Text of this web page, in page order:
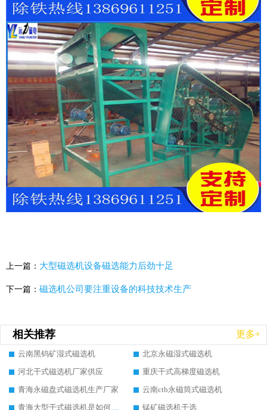
上一篇： 大型磁选机设备磁选能力后劲十足
下一篇： 磁选机公司要注重设备的科技技术生产
相关推荐 更多+
云南黑钨矿湿式磁选机
北京永磁湿式磁选机
河北干式磁选机厂家供应
重庆干式高梯度磁选机
青海永磁盘式磁选机生产厂家
云南ctb永磁筒式磁选机
青海大型干式磁选机是如何选矿的
锰矿磁选机干选